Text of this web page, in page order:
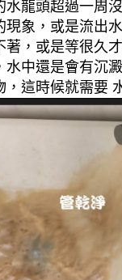
龍頭超過一周
現象，或是流出
著，或是等很久
水中還是會有沉
，這時候就需要